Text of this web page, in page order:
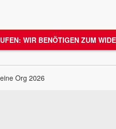
WIR BENÖTIGEN ZUM
Org 2026